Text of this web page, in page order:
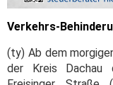
Verkehrs-
(ty) Ab dem
der Kreis Dachau